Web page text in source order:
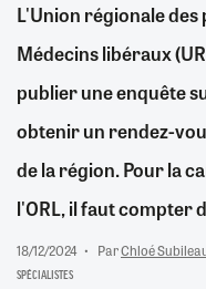
L'Union régionale
Médecins libéraux
publier une enquête
obtenir un rendez-
de la région. Pour la
l'ORL, il faut compter
18/12/2024 ParChloé
SPÉCIALISTES